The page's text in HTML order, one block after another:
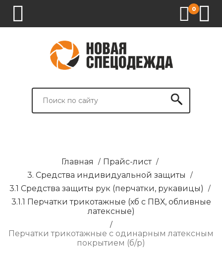
0
СПЕЦОДЕЖДА
СПЕЦОБУВЬ
СРЕДСТВА
ВСПОМОГАТЕЛЬНЫЕ
БРЕНДИРОВАНИЕ
Главная / Прайс-лист /
3. Средства индивидуальной защиты /
3.1 Средства защиты рук (перчатки, рукавицы) /
3.1.1 Перчатки трикотажные (хб с ПВХ, обливные
латексные)
/
Перчатки трикотажные с одинарным латексным
покрытием (б/р)